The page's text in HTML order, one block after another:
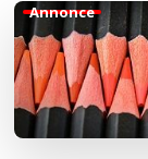
Annonce